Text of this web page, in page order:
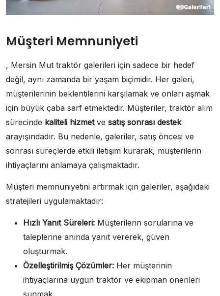
Müşteri Memnuniyeti
, Mersin Mut traktör galerileri için sadece bir hedef
değil, aynı zamanda bir yaşam biçimidir. Her galeri,
müşterilerinin beklentilerini karşılamak ve onları aşmak
için büyük çaba sarf etmektedir. Müşteriler, traktör alım
sürecinde kaliteli hizmetve satış sonrası destek
arayışındadır. Bu nedenle, galeriler, satış öncesi ve
sonrası süreçlerde etkili iletişim kurarak, müşterilerin
ihtiyaçlarını anlamaya çalışmaktadır.
Müşteri memnuniyetini artırmak için galeriler, aşağıdaki
stratejileri uygulamaktadır:
Hızlı Yanıt Süreleri: Müşterilerin sorularına ve
taleplerine anında yanıt vererek, güven
oluşturmak.
Özelleştirilmiş Çözümler: Her müşterinin
ihtiyaçlarına uygun traktör ve ekipman önerileri